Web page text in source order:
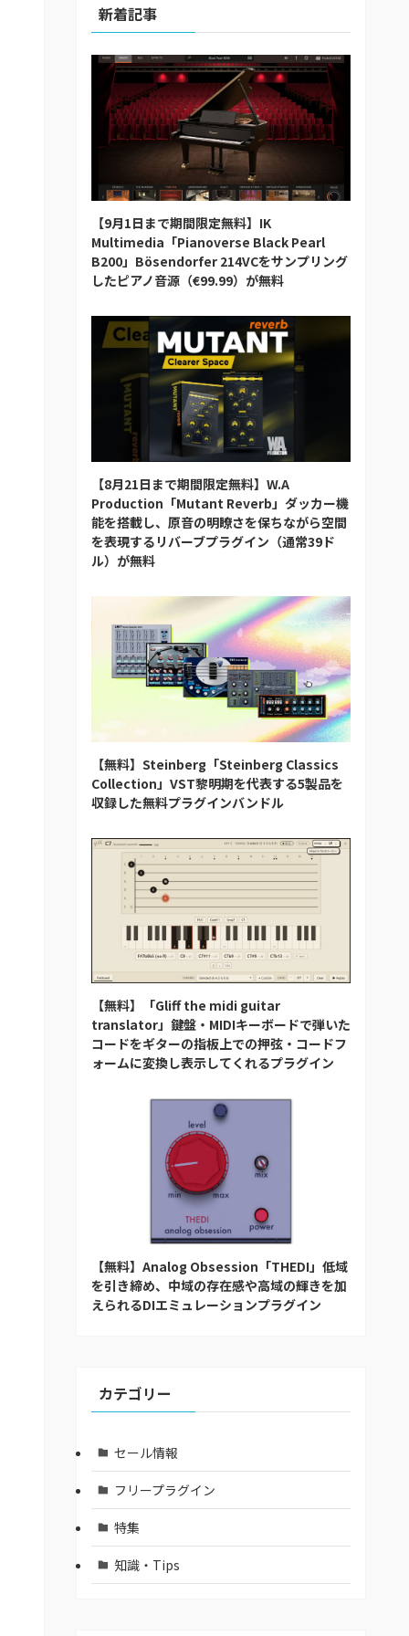
新着記事
【9月1日まで期間限定無料】IK
Multimedia「Pianoverse Black Pearl
B200」Bösendorfer 214VCをサンプリング
したピアノ音源（€99.99）が無料
【8月21日まで期間限定無料】W.A
Production「Mutant Reverb」ダッカー機
能を搭載し、原音の明瞭さを保ちながら空間
を表現するリバーブプラグイン（通常39ド
ル）が無料
【無料】Steinberg「Steinberg Classics
Collection」VST黎明期を代表する5製品を
収録した無料プラグインバンドル
【無料】「Gliff the midi guitar
translator」鍵盤・MIDIキーボードで弾いた
コードをギターの指板上での押弦・コードフ
ォームに変換し表示してくれるプラグイン
【無料】Analog Obsession「THEDI」低域
を引き締め、中域の存在感や高域の輝きを加
えられるDIエミュレーションプラグイン
カテゴリー
セール情報
フリープラグイン
特集
知識・Tips